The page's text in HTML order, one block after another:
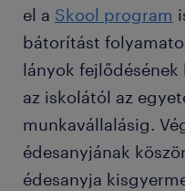
el a Skool program
bátorítást
lányok fejlődésének
az iskolától az
munkavállalásig.
édesanyjának
édesanyja